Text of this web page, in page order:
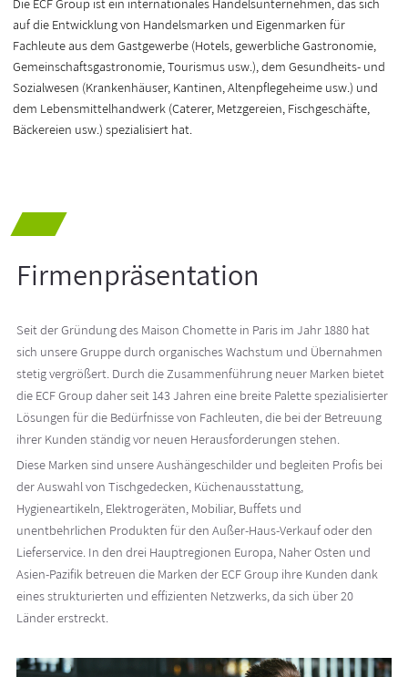
auf die Entwicklung von Handelsmarken und Eigenmarken für
Fachleute aus dem Gastgewerbe (Hotels, gewerbliche Gastronomie,
Gemeinschaftsgastronomie, Tourismus usw.), dem Gesundheits- und
Sozialwesen (Krankenhäuser, Kantinen, Altenpflegeheime usw.) und
dem Lebensmittelhandwerk (Caterer, Metzgereien, Fischgeschäfte,
Bäckereien usw.) spezialisiert hat.
Firmenpräsentation
Seit der Gründung des Maison Chomette in Paris im Jahr 1880 hat
sich unsere Gruppe durch organisches Wachstum und Übernahmen
stetig vergrößert. Durch die Zusammenführung neuer Marken bietet
die ECF Group daher seit 143 Jahren eine breite Palette spezialisierter
Lösungen für die Bedürfnisse von Fachleuten, die bei der Betreuung
ihrer Kunden ständig vor neuen Herausforderungen stehen.
Diese Marken sind unsere Aushängeschilder und begleiten Profis bei
der Auswahl von Tischgedecken, Küchenausstattung,
Hygieneartikeln, Elektrogeräten, Mobiliar, Buffets und
unentbehrlichen Produkten für den Außer-Haus-Verkauf oder den
Lieferservice. In den drei Hauptregionen Europa, Naher Osten und
Asien-Pazifik betreuen die Marken der ECF Group ihre Kunden dank
eines strukturierten und effizienten Netzwerks, da sich über 20
Länder erstreckt.